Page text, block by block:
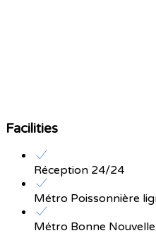
Facilities
Réception 24/24
Métro Poissonnière
Métro Bonne